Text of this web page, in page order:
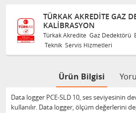
GAZ DEDEKTÖRÜ BAKIM VE
Gaz Dedektörü Bakım ve Kalibrasyon
Hizmetleri
Ürün Bilgisi
Data logger PCE-SLD 10, ses seviyesinin
kullanılır. Data logger, ölçüm değerlerini